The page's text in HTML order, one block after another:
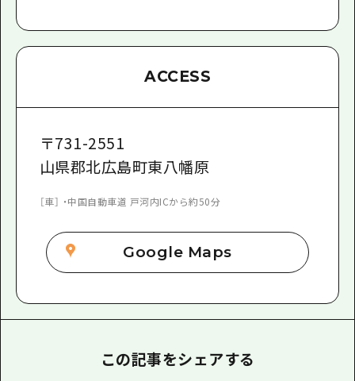
ACCESS
〒731-2551
山県郡北広島町東八幡原
［車］ ・中国自動車道 戸河内ICから約50分
Google Maps
この記事をシェアする